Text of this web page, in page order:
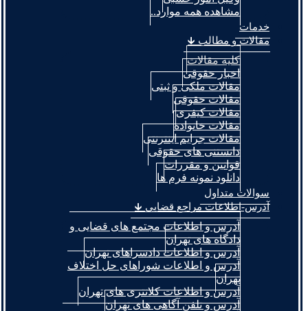
مشاهده همه موارد..
خدمات
مقالات و مطالب 🡳
کلیه مقالات
اخبار حقوقی
مقالات ملکی و ثبتی
مقالات حقوقی
مقالات کیفری
مقالات خانواده
مقالات جرایم اینترنتی
دانستنی های حقوقی
قوانین و مقررات
دانلود نمونه فرم ها
سوالات متداول
آدرس-اطلاعات مراجع قضایی 🡳
آدرس و اطلاعات مجتمع های قضایی و
دادگاه های تهران
آدرس و اطلاعات دادسراهای تهران
آدرس و اطلاعات شوراهای حل اختلاف
تهران
آدرس و اطلاعات کلانتری های تهران
آدرس و تلفن آگاهی های تهران